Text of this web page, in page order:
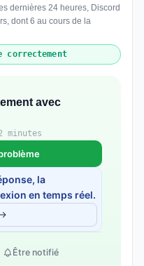
dernières 24 heures, Discord
dont 6 au cours de la
correctement
avec
la
en temps réel.
Être notifié